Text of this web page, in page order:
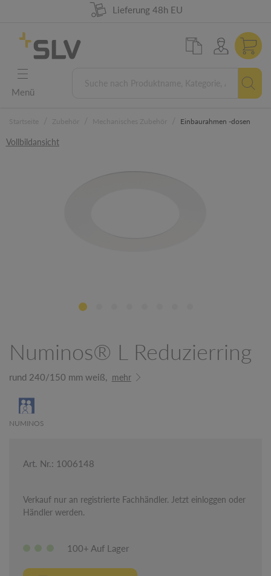
98% Warenverfügbarkeit
Lieferung 48h EU
5 Jahre Garantie
German Engineering
Menü
Einbaurahmen -dosen
Vollbildansicht
Numinos® L Reduzierring
rund 240/150 mm weiß, mehr
NUMINOS
Art. Nr.: 1006148
Verkauf nur an registrierte Fachhändler. Jetzt einloggen oder
Händler werden.
100+ Auf Lager